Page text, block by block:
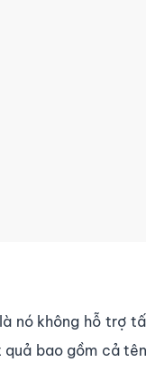
nó không hỗ trợ
quả bao gồm cả